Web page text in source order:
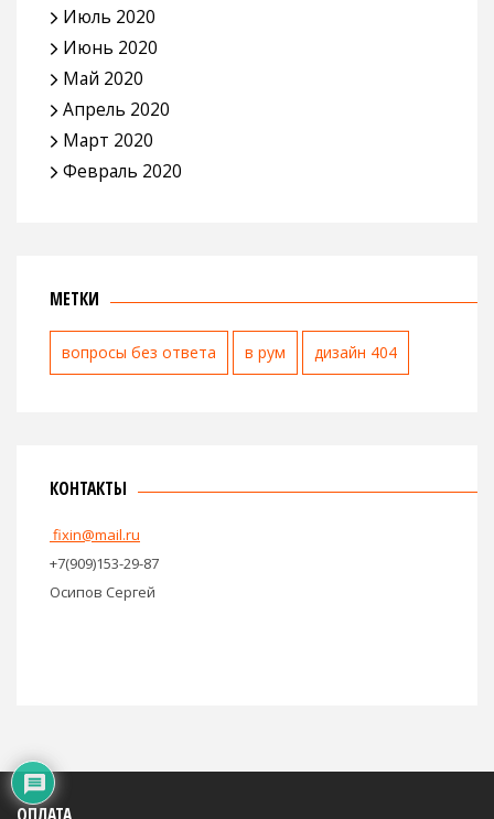
Июль 2020
Июнь 2020
Май 2020
Апрель 2020
Март 2020
Февраль 2020
МЕТКИ
вопросы без ответа в рум дизайн 404
КОНТАКТЫ
fixin@mail.ru
+7(909)153-29-87
Осипов Сергей